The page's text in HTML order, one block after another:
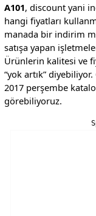
A101, discount yani
hangi fiyatları
manada bir indirim
satışa yapan
Ürünlerin kalitesi ve
“yok artık”
2017 perşembe
görebiliyoruz.